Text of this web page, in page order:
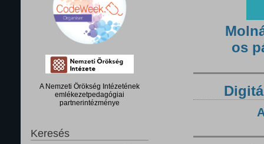
A Nemzeti Örökség Intézetének
emlékezetpedagógiai
partnerintézménye
Keresés
os